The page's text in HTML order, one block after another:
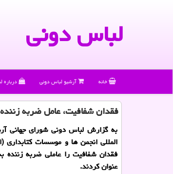
لباس دونی
خانه آرشیو لباس دونی درباره
فقدان شفافیت، عامل ضربه
به گزارش لباس دونی شورای جهانی
المللی انجمن ها و موسسات كتابداری
فقدان شفافیت را عاملی ضربه زننده
عنوان كردند.